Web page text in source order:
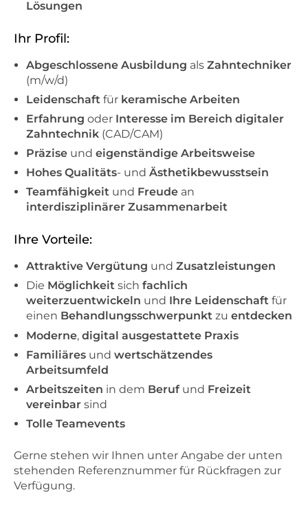
Lösungen
Ihr Profil:
Abgeschlossene Ausbildung als Zahntechniker
(m/w/d)
Leidenschaft für keramische Arbeiten
Erfahrung oder Interesse im Bereich digitaler
Zahntechnik (CAD/CAM)
Präzise und eigenständige Arbeitsweise
Hohes Qualitäts- und Ästhetikbewusstsein
Teamfähigkeit und Freude an
interdisziplinärer Zusammenarbeit
Ihre Vorteile:
Attraktive Vergütung und Zusatzleistungen
Die Möglichkeit sich fachlich
weiterzuentwickeln und Ihre Leidenschaft für
einen Behandlungsschwerpunkt zu entdecken
Moderne, digital ausgestattete Praxis
Familiäres und wertschätzendes
Arbeitsumfeld
Arbeitszeiten in dem Beruf und Freizeit
vereinbar sind
Tolle Teamevents
Gerne stehen wir Ihnen unter Angabe der unten
stehenden Referenznummer für Rückfragen zur
Verfügung.